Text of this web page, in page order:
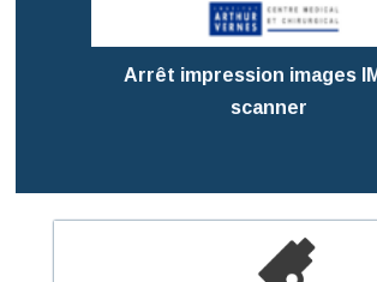
Arrêt impression images
scanner